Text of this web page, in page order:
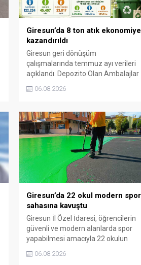
Giresun’da 8 ton atık ekonomiye
kazandırıldı
Giresun geri dönüşüm
çalışmalarında temmuz ayı verileri
açıklandı. Depozito Olan Ambalajlar
vatandaşlar, yüz binlerce ambalajın
06.08.2026
Giresun’da 22 okul modern spor
sahasına kavuştu
Giresun İl Özel İdaresi, öğrencilerin
güvenli ve modern alanlarda spor
yapabilmesi amacıyla 22 okulun
sahasına dönüştürdü. Tamamlanan
06.08.2026